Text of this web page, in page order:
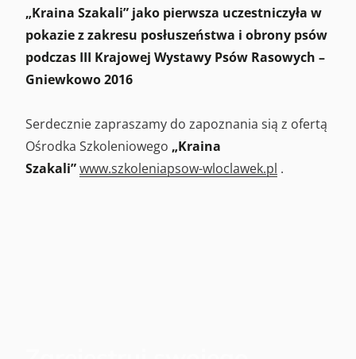
„Kraina Szakali” jako pierwsza uczestniczyła w
pokazie z zakresu posłuszeństwa i obrony psów
podczas III Krajowej Wystawy Psów Rasowych –
Gniewkowo 2016
Serdecznie zapraszamy do zapoznania sią z ofertą
Ośrodka Szkoleniowego „Kraina
Szakali”www.szkoleniapsow-wloclawek.pl .